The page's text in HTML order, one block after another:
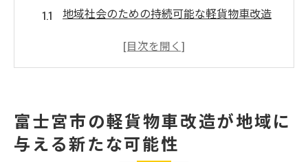
地域社会のための持続可能な軽貨物車改造
富士宮市の観光とビジネスにおける軽貨物
環境に優しい軽貨物車改造の実践
富士宮市特有のニーズに応じたカスタマイ
富士宮市の軽貨物車改造が地域に
与える新たな可能性